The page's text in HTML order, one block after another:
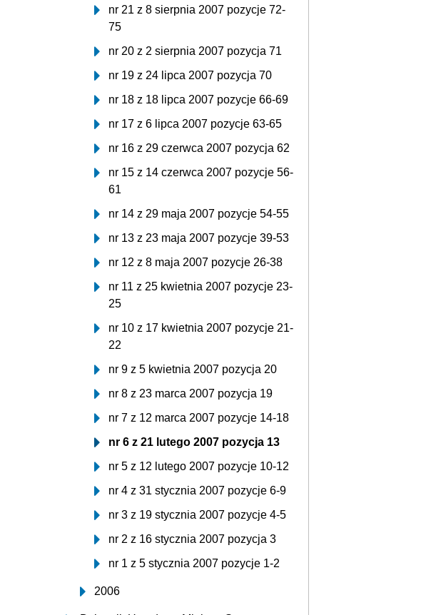
nr 21 z 8 sierpnia 2007 pozycje 72-
75
nr 20 z 2 sierpnia 2007 pozycja 71
nr 19 z 24 lipca 2007 pozycja 70
nr 18 z 18 lipca 2007 pozycje 66-69
nr 17 z 6 lipca 2007 pozycje 63-65
nr 16 z 29 czerwca 2007 pozycja 62
nr 15 z 14 czerwca 2007 pozycje 56-
61
nr 14 z 29 maja 2007 pozycje 54-55
nr 13 z 23 maja 2007 pozycje 39-53
nr 12 z 8 maja 2007 pozycje 26-38
nr 11 z 25 kwietnia 2007 pozycje 23-
25
nr 10 z 17 kwietnia 2007 pozycje 21-
22
nr 9 z 5 kwietnia 2007 pozycja 20
nr 8 z 23 marca 2007 pozycja 19
nr 7 z 12 marca 2007 pozycje 14-18
nr 6 z 21 lutego 2007 pozycja 13
nr 5 z 12 lutego 2007 pozycje 10-12
nr 4 z 31 stycznia 2007 pozycje 6-9
nr 3 z 19 stycznia 2007 pozycje 4-5
nr 2 z 16 stycznia 2007 pozycja 3
nr 1 z 5 stycznia 2007 pozycje 1-2
2006